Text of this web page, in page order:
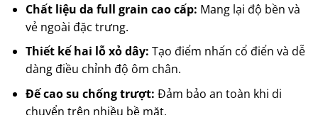
Chất liệu da full grain cao cấp: Mang lại độ bền và
vẻ ngoài đặc trưng.
Thiết kế hai lỗ xỏ dây: Tạo điểm nhấn cổ điển và dễ
dàng điều chỉnh độ ôm chân.
Đế cao su chống trượt: Đảm bảo an toàn khi di
chuyển trên nhiều bề mặt.